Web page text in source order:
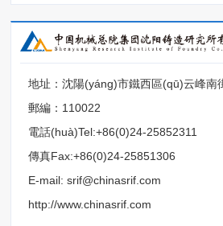
地址：沈陽(yáng)市鐵西區(qū)云峰南
郵編：110022
電話(huà)Tel:+86(0)24-25852311
傳真Fax:+86(0)24-25851306
E-mail: srif@chinasrif.com
http://www.chinasrif.com